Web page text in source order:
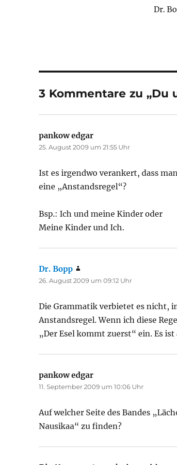
Dr.
3 Kommentare zu „Du
pankow edgar
25. August 2009 um 21:55 Uhr
Ist es irgendwo verankert, dass
eine „Anstandsregel“?
Bsp.: Ich und meine Kinder oder
Meine Kinder und Ich.
Dr. Bopp
26. August 2009 um 09:12 Uhr
Die Grammatik verbietet es nicht,
Anstandsregel. Wenn ich diese
„Der Esel kommt zuerst“ ein. Es
pankow edgar
11. September 2009 um 10:06 Uhr
Auf welcher Seite des Bandes
Nausikaa“ zu finden?